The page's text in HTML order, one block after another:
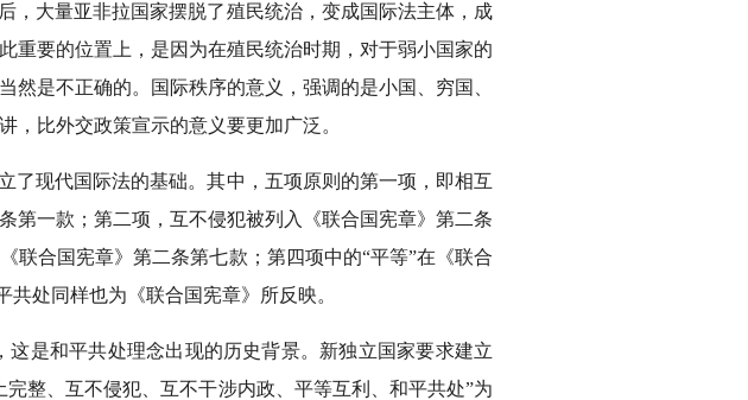
，大量亚非拉国家摆脱了殖民统治，变成国际法主体，成
重要的位置上，是因为在殖民统治时期，对于弱小国家的
是不正确的。国际秩序的意义，强调的是小国、穷国、
，比外交政策宣示的意义要更加广泛。
了现代国际法的基础。其中，五项原则的第一项，即相互
第一款；第二项，互不侵犯被列入《联合国宪章》第二条
联合国宪章》第二条第七款；第四项中的“平等”在《联合
处同样也为《联合国宪章》所反映。
是和平共处理念出现的历史背景。新独立国家要求建立
整、互不侵犯、互不干涉内政、平等互利、和平共处”为